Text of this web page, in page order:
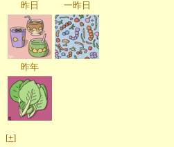
昨日 一昨日
昨年
[+]